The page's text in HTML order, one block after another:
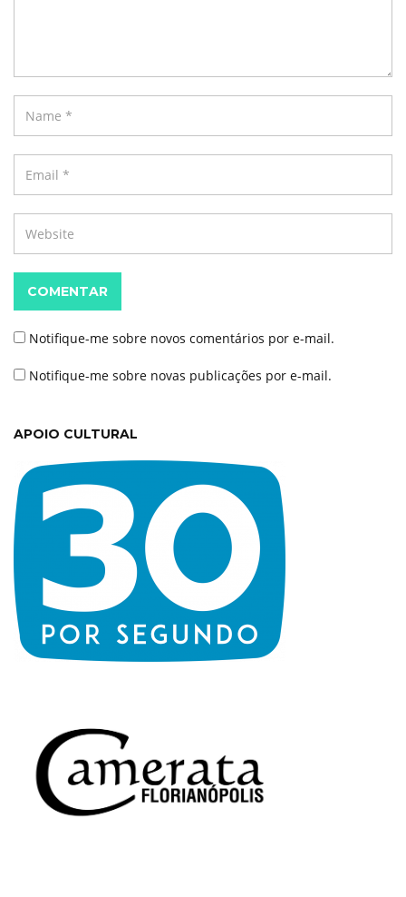
COMENTAR
Notifique-me sobre novos comentários por e-mail.
Notifique-me sobre novas publicações por e-mail.
APOIO CULTURAL